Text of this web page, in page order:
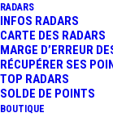
RADARS
INFOS RADARS
CARTE DES RADARS
MARGE D’ERREUR
RÉCUPÉRER SES
TOP RADARS
SOLDE DE POINTS
BOUTIQUE